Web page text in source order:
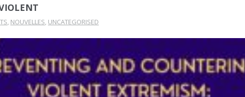
, NOUVELLES, UNCATEGORISED